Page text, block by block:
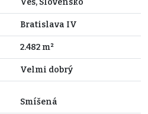
Bratislava IV
2.482 m²
Velmi dobrý
Smíšená